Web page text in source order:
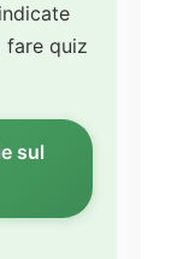
fare quiz
sul